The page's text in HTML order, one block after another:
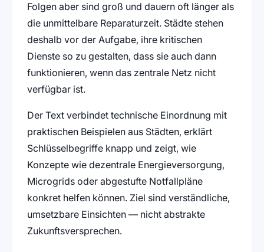
Folgen aber sind groß und dauern oft länger als
die unmittelbare Reparaturzeit. Städte stehen
deshalb vor der Aufgabe, ihre kritischen
Dienste so zu gestalten, dass sie auch dann
funktionieren, wenn das zentrale Netz nicht
verfügbar ist.
Der Text verbindet technische Einordnung mit
praktischen Beispielen aus Städten, erklärt
Schlüsselbegriffe knapp und zeigt, wie
Konzepte wie dezentrale Energieversorgung,
Microgrids oder abgestufte Notfallpläne
konkret helfen können. Ziel sind verständliche,
umsetzbare Einsichten — nicht abstrakte
Zukunftsversprechen.